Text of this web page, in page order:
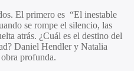
El primero es “El inestable
se rompe el silencio, las
atrás. ¿Cuál es el destino del
Daniel Hendler y Natalia
profunda.